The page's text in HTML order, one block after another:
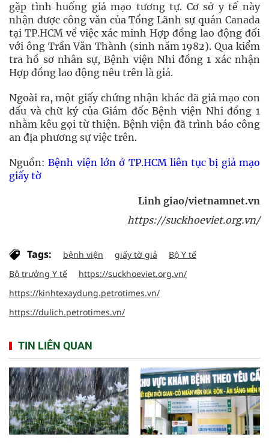
gặp tình huống giả mạo tương tự. Cơ sở y tế này
nhận được công văn của Tổng Lãnh sự quán Canada
tại TP.HCM về việc xác minh Hợp đồng lao động đối
với ông Trần Văn Thành (sinh năm 1982). Qua kiểm
tra hồ sơ nhân sự, Bệnh viện Nhi đồng 1 xác nhận
Hợp đồng lao động nêu trên là giả.
Ngoài ra, một giấy chứng nhận khác đã giả mạo con
dấu và chữ ký của Giám đốc Bệnh viện Nhi đồng 1
nhằm kêu gọi từ thiện. Bệnh viện đã trình báo công
an địa phương sự việc trên.
Nguồn: Bệnh viện lớn ở TP.HCM liên tục bị giả mạo
giấy tờ
Linh giao/vietnamnet.vn
https://suckhoeviet.org.vn/
Tags: bệnh viện giấy tờ giả
Bộ Y tế
Bộ trưởng Y tế
https://suckhoeviet.org.vn/
https://kinhtexaydung.petrotimes.vn/
https://dulich.petrotimes.vn/
TIN LIÊN QUAN